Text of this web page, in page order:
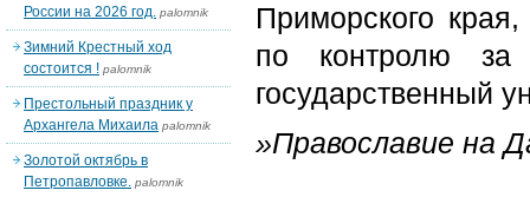
Приморского
по контролю за
государственный
»Православие на
России на 2026 год. palomnik
Зимний Крестный ход
состоится ! palomnik
Престольный праздник у
Архангела Михаила palomnik
Золотой октябрь в
Петропавловке. palomnik